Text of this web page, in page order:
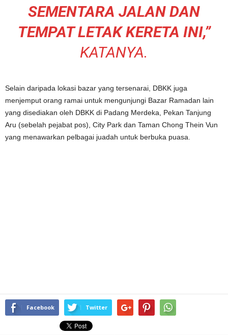
SEMENTARA JALAN DAN
TEMPAT LETAK KERETA INI,”
KATANYA.
Selain daripada lokasi bazar yang tersenarai, DBKK juga
menjemput orang ramai untuk mengunjungi Bazar Ramadan lain
yang disediakan oleh DBKK di Padang Merdeka, Pekan Tanjung
Aru (sebelah pejabat pos), City Park dan Taman Chong Thein Vun
yang menawarkan pelbagai juadah untuk berbuka puasa.
Facebook Twitter